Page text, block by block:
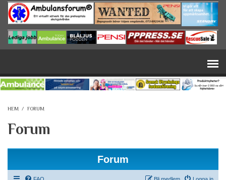
Hoppa till huvudinnehåll
HEM / FORUM
Forum